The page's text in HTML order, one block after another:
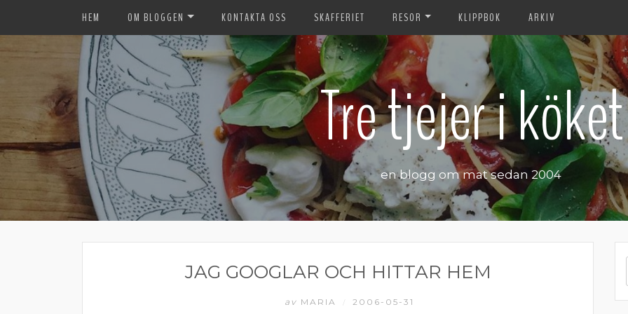
HEM OM BLOGGEN KONTAKTA OSS SKAFFERIET RESOR KLIPPBOK ARKIV
Tre tjejer i köket
en blogg om mat sedan 2004
JAG GOOGLAR OCH HITTAR HEM
av MARIA 2006-05-31